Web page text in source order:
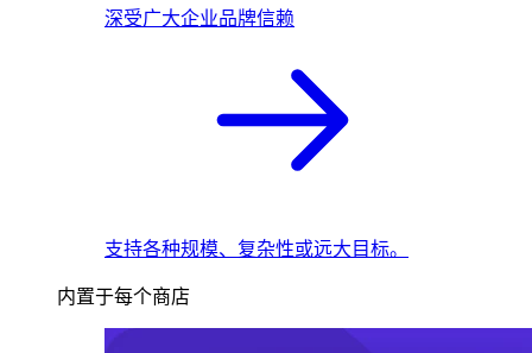
深受广大企业品牌信赖
支持各种规模、复杂性或远大目标。
内置于每个商店